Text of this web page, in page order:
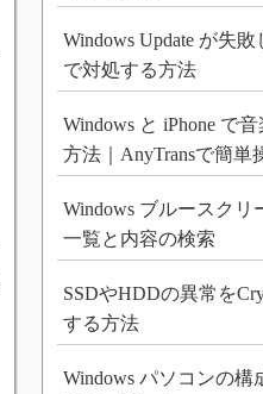
Windows Update が失
で対処する方法
Windows と iPhone で
方法｜AnyTransで簡単
Windows ブルースクリ
一覧と内容の検索
SSDやHDDの異常を
する方法
Windows パソコンの構